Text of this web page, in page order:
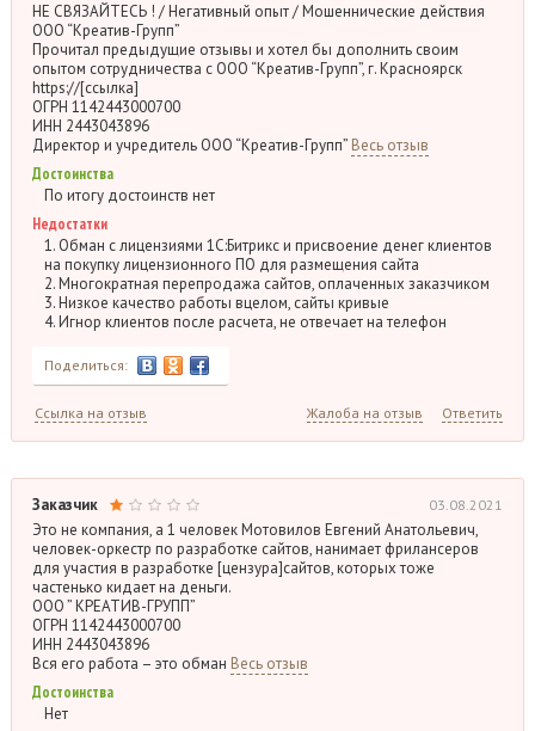
НЕ СВЯЗАЙТЕСЬ ! / Негативный опыт / Мошеннические действия
ООО “Креатив-Групп”
Прочитал предыдущие отзывы и хотел бы дополнить своим
опытом сотрудничества с ООО “Креатив-Групп”, г. Красноярск
https://[ссылка]
ОГРН 1142443000700
ИНН 2443043896
Директор и учредитель ООО “Креатив-Групп” Весь отзыв
Достоинства
По итогу достоинств нет
Недостатки
1. Обман с лицензиями 1С:Битрикс и присвоение денег клиентов
на покупку лицензионного ПО для размещения сайта
2. Многократная перепродажа сайтов, оплаченных заказчиком
3. Низкое качество работы вцелом, сайты кривые
4. Игнор клиентов после расчета, не отвечает на телефон
Поделиться:
Ссылка на отзыв Жалоба на отзыв Ответить
Заказчик 03.08.2021
Это не компания, а 1 человек Мотовилов Евгений Анатольевич,
человек-оркестр по разработке сайтов, нанимает фрилансеров
для участия в разработке [цензура]сайтов, которых тоже
частенько кидает на деньги.
ООО ” КРЕАТИВ-ГРУПП”
ОГРН 1142443000700
ИНН 2443043896
Вся его работа – это обман Весь отзыв
Достоинства
Нет